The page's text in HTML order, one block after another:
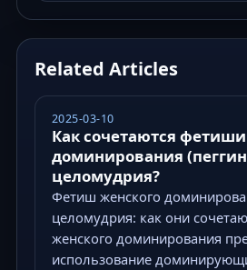
Related Articles
2025-03-10
Как сочетаются
доминирования
целомудрия?
Фетиш женского
целомудрия: как они
женского доминирования
использование